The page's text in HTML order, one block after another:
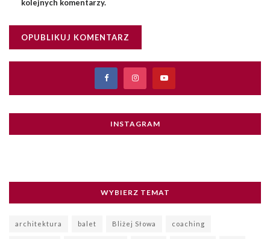
kolejnych komentarzy.
INSTAGRAM
WYBIERZ TEMAT
architektura balet Bliżej Słowa coaching